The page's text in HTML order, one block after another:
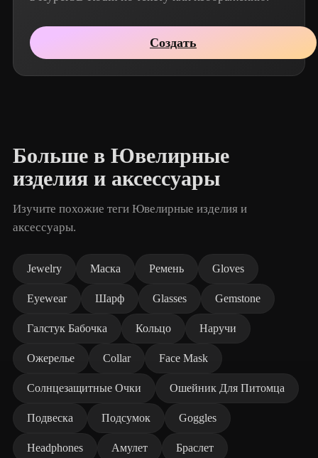
Создать
Больше в Ювелирные
изделия и аксессуары
Изучите похожие теги Ювелирные изделия и
аксессуары.
Jewelry Маска Ремень Gloves
Eyewear Шарф Glasses Gemstone
Галстук Бабочка Кольцо Наручи
Ожерелье Collar Face Mask
Солнцезащитные Очки Ошейник Для Питомца
Подвеска Подсумок Goggles
Headphones Амулет Браслет